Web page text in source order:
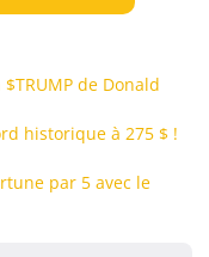
de Donald
historique à 275 $ !
par 5 avec le